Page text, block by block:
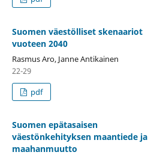
Suomen väestölliset skenaariot
vuoteen 2040
Rasmus Aro, Janne Antikainen
22-29
pdf
Suomen epätasaisen
väestönkehityksen maantiede ja
maahanmuutto